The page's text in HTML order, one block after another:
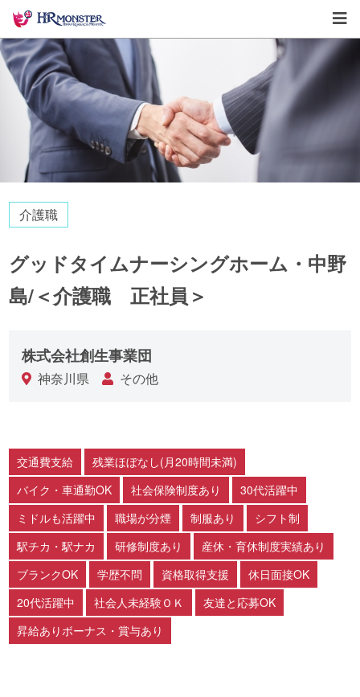
介護職
グッドタイムナーシングホーム・中野
島/＜介護職 正社員＞
株式会社創生事業団
神奈川県 その他
交通費支給
残業ほぼなし(月20時間未満)
バイク・車通勤OK
社会保険制度あり
30代活躍中
ミドルも活躍中
職場が分煙 制服あり
シフト制
駅チカ・駅ナカ
研修制度あり
産休・育休制度実績あり
ブランクOK
学歴不問 資格取得支援
休日面接OK
20代活躍中
社会人未経験ＯＫ
友達と応募OK
昇給ありボーナス・賞与あり